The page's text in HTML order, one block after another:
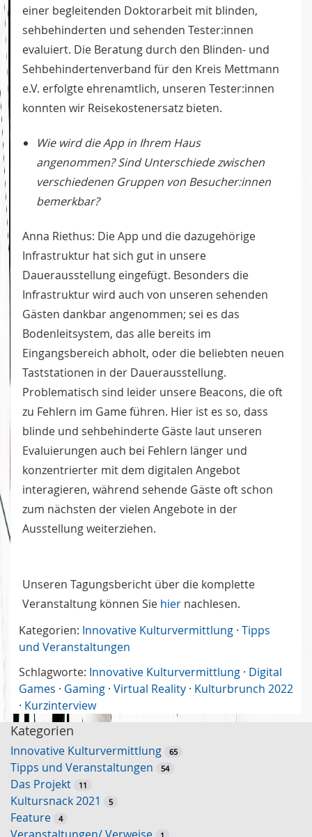
einer begleitenden Doktorarbeit mit blinden,
sehbehinderten und sehenden Tester:innen
evaluiert. Die Beratung durch den Blinden- und
Sehbehindertenverband für den Kreis Mettmann
e.V. erfolgte ehrenamtlich, unseren Tester:innen
konnten wir Reisekostenersatz bieten.
Wie wird die App in Ihrem Haus
angenommen? Sind Unterschiede zwischen
verschiedenen Gruppen von Besucher:innen
bemerkbar?
Anna Riethus: Die App und die dazugehörige
Infrastruktur hat sich gut in unsere
Dauerausstellung eingefügt. Besonders die
Infrastruktur wird auch von unseren sehenden
Gästen dankbar angenommen; sei es das
Bodenleitsystem, das alle bereits im
Eingangsbereich abholt, oder die beliebten neuen
Taststationen in der Dauerausstellung.
Problematisch sind leider unsere Beacons, die oft
zu Fehlern im Game führen. Hier ist es so, dass
blinde und sehbehinderte Gäste laut unseren
Evaluierungen auch bei Fehlern länger und
konzentrierter mit dem digitalen Angebot
interagieren, während sehende Gäste oft schon
zum nächsten der vielen Angebote in der
Ausstellung weiterziehen.
Unseren Tagungsbericht über die komplette
Veranstaltung können Sie hier nachlesen.
Kategorien: Innovative Kulturvermittlung · Tipps
und Veranstaltungen
Schlagworte: Innovative Kulturvermittlung · Digital
Games · Gaming · Virtual Reality · Kulturbrunch 2022
· Kurzinterview
Kategorien
Innovative Kulturvermittlung 65
Tipps und Veranstaltungen 54
Das Projekt 11
Kultursnack 2021 5
Feature 4